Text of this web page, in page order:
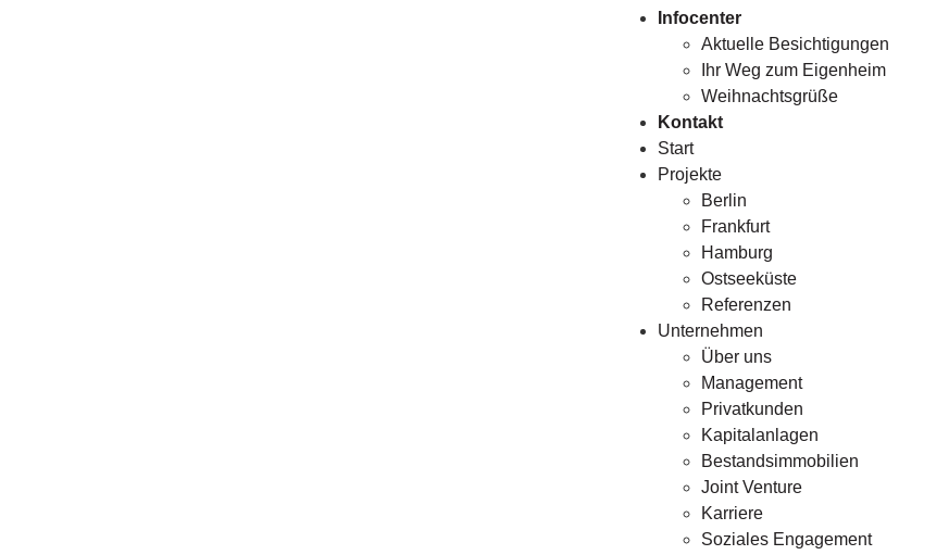
Infocenter
Aktuelle Besichtigungen
Ihr Weg zum Eigenheim
Weihnachtsgrüße
Kontakt
Start
Projekte
Berlin
Frankfurt
Hamburg
Ostseeküste
Referenzen
Unternehmen
Über uns
Management
Privatkunden
Kapitalanlagen
Bestandsimmobilien
Joint Venture
Karriere
Soziales Engagement